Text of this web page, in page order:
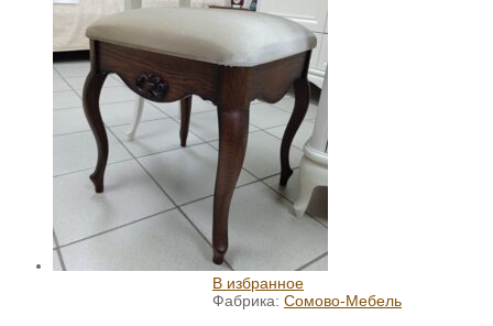
В избранное
Фабрика: Сомово-Мебель